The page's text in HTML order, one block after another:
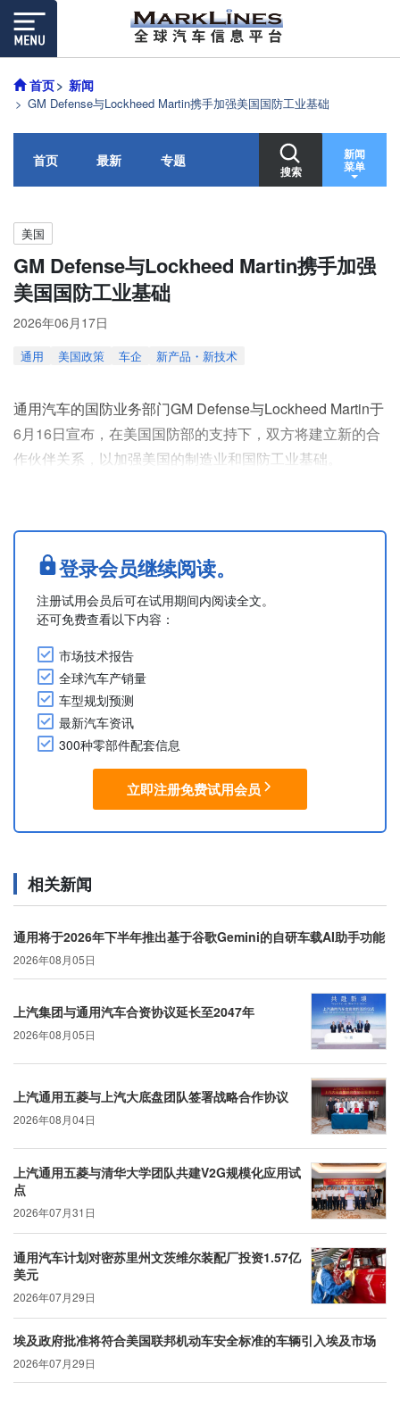
首页 新闻
GM Defense与Lockheed Martin携手加强美国国防工业基础
首页 最新 专题
搜索
新闻
菜单
美国
GM Defense与Lockheed Martin携手加强
美国国防工业基础
2026年06月17日
通用 美国政策 车企 新产品・新技术
通用汽车的国防业务部门GM Defense与Lockheed Martin于
6月16日宣布，在美国国防部的支持下，双方将建立新的合
作伙伴关系，以加强美国的制造业和国防工业基础。
工程能力，共同探索加速提供关键国防能力和创新的机遇。
此次合作将重点关注三个领域：强化国防供应链、提升制造
与设计能力，以及评估利用商业生产专业....
登录会员继续阅读。
注册试用会员后可在试用期间内阅读全文。
还可免费查看以下内容：
市场技术报告
全球汽车产销量
车型规划预测
最新汽车资讯
300种零部件配套信息
立即注册免费试用会员
相关新闻
通用将于2026年下半年推出基于谷歌Gemini的自研车载AI助手功能
2026年08月05日
上汽集团与通用汽车合资协议延长至2047年
2026年08月05日
上汽通用五菱与上汽大底盘团队签署战略合作协议
2026年08月04日
上汽通用五菱与清华大学团队共建V2G规模化应用试
点
2026年07月31日
通用汽车计划对密苏里州文茨维尔装配厂投资1.57亿
美元
2026年07月29日
埃及政府批准将符合美国联邦机动车安全标准的车辆引入埃及市场
2026年07月29日